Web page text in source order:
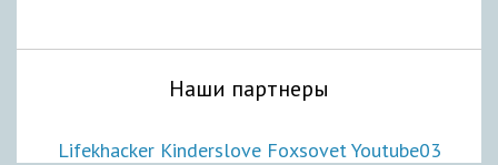
Наши партнеры
Lifekhacker Kinderslove FoxsovetYoutube03